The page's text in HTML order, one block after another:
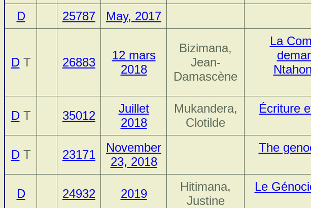
D 25787 May, 2017
DT 26883
12 mars
2018
Bizimana,
Jean-
Damascène
La
DT 35012
Juillet
2018
Mukandera,
Clotilde
Écriture
DT 23171
November
23, 2018
The
D 24932 2019
Hitimana,
Justine
Le